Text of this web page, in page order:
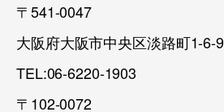
〒541-0047
大阪府大阪市中央区淡路町1-6-9
TEL:06-6220-1903
〒102-0072